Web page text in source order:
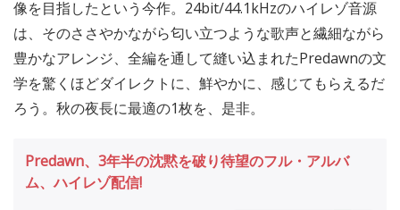
像を目指したという今作。24bit/44.1kHzのハイレゾ音源
は、そのささやかながら匂い立つような歌声と繊細ながら
豊かなアレンジ、全編を通して縫い込まれたPredawnの文
学を驚くほどダイレクトに、鮮やかに、感じてもらえるだ
ろう。秋の夜長に最適の1枚を、是非。
Predawn、3年半の沈黙を破り待望のフル・アルバ
ム、ハイレゾ配信!